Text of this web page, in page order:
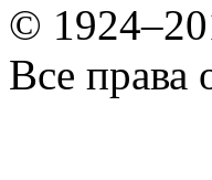
©
Все права